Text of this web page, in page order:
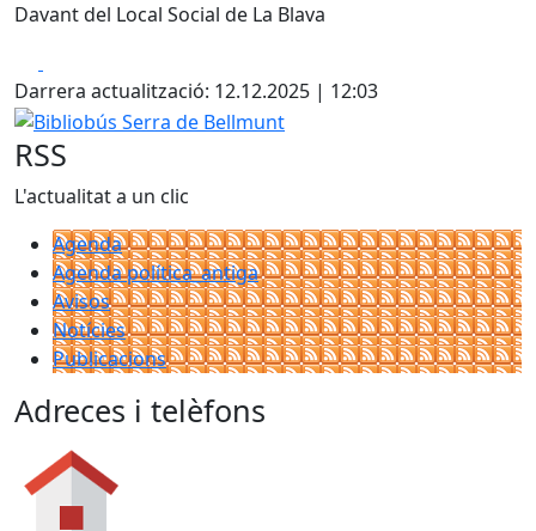
Davant del Local Social de La Blava
Darrera actualització: 12.12.2025 | 12:03
Bibliobús Serra de Bellmunt
RSS
L'actualitat a un clic
Agenda
Agenda política_antiga
Avisos
Notícies
Publicacions
Adreces i telèfons